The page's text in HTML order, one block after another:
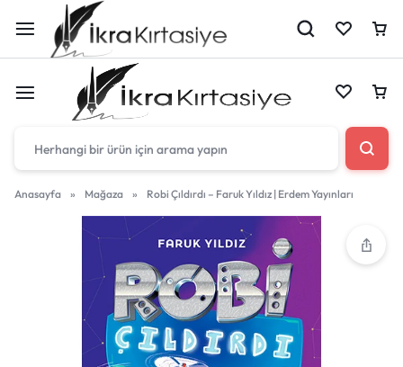
Çantan boş
Harika fırsatları kaçırmayın! Alışverişe başlayın
veya eklenen ürünleri görüntülemek için oturum
açın.
Çantan boş
Harika fırsatları kaçırmayın! Alışverişe başlayın
veya eklenen ürünleri görüntülemek için oturum
açın.
Mağazadaki Yenilikler
Anasayfa » Mağaza » Robi Çıldırdı – Faruk Yıldız | Erdem Yayınları